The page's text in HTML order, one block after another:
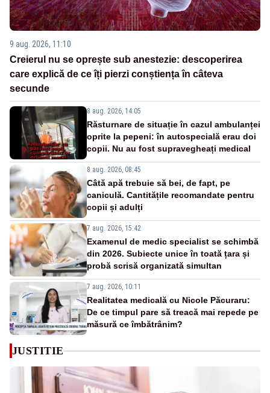
9 aug. 2026, 11:10
Creierul nu se oprește sub anestezie: descoperirea
care explică de ce îți pierzi conștiența în câteva
secunde
8 aug. 2026, 14:05
Răsturnare de situație în cazul ambulanței
oprite la pepeni: în autospecială erau doi
copii. Nu au fost supravegheați medical
8 aug. 2026, 08:45
Câtă apă trebuie să bei, de fapt, pe
caniculă. Cantitățile recomandate pentru
copii și adulți
7 aug. 2026, 15:42
Examenul de medic specialist se schimbă
din 2026. Subiecte unice în toată țara și
probă scrisă organizată simultan
7 aug. 2026, 10:11
Realitatea medicală cu Nicole Păcuraru:
De ce timpul pare să treacă mai repede pe
măsură ce îmbătrânim?
JUSTITIE